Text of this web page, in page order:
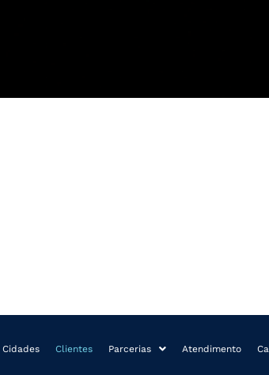
Cidades Clientes Parcerias Atendimento